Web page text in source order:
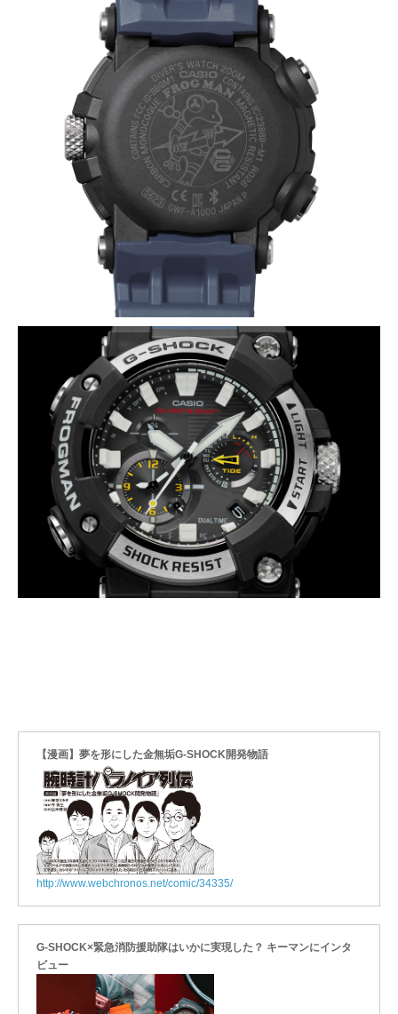
【漫画】夢を形にした金無垢G-SHOCK開発物語
http://www.webchronos.net/comic/34335/
G-SHOCK×緊急消防援助隊はいかに実現した？ キーマンにインタ
ビュー